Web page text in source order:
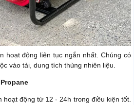
hoạt động liên tục ngắn nhất. Chúng có
vào tải, dung tích thùng nhiên liệu.
hoạt động từ 12 - 24h trong điều kiện tốt.